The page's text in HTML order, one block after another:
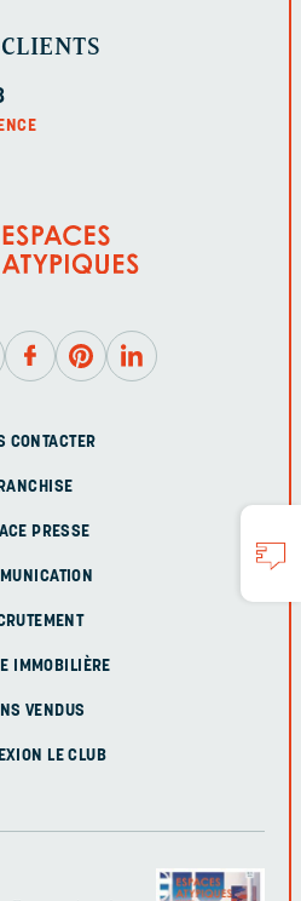
CONTACTER
PRESSE
IMMOBILIÈRE
VENDUS
LE CLUB